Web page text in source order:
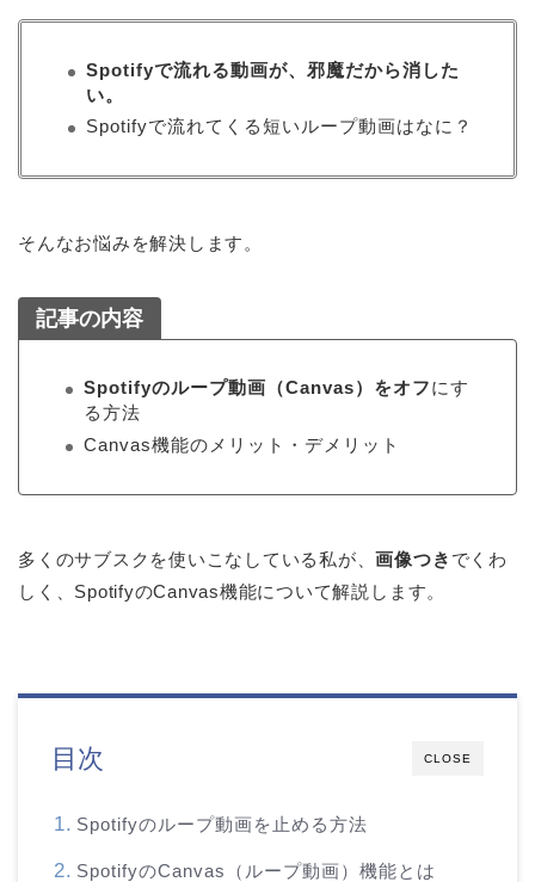
Spotifyで流れる動画が、邪魔だから消した
い。
Spotifyで流れてくる短いループ動画はなに？
そんなお悩みを解決します。
記事の内容
Spotifyのループ動画（Canvas）をオフにす
る方法
Canvas機能のメリット・デメリット
多くのサブスクを使いこなしている私が、画像つき でくわ
しく、SpotifyのCanvas機能について解説します。
CLOSE
目次
Spotifyのループ動画を止める方法
SpotifyのCanvas（ループ動画）機能とは